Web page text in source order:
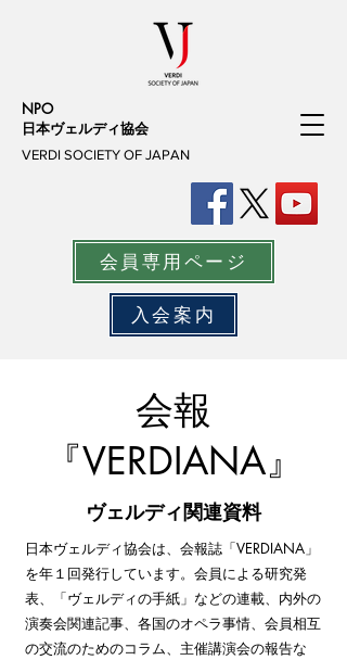
NPO
日本ヴェルディ協会
VERDI SOCIETY OF JAPAN
会員専用ページ
入会案内
会報
『VERDIANA』
ヴェルディ関連資料
日本ヴェルディ協会は、会報誌「VERDIANA」
を年１ 回発行しています。会員による研究発
表、「ヴェルディの手紙」などの連載、内外の
演奏会関連記事、各国のオペラ事情、会員相互
の交流のためのコラム、主催講演会の報告な